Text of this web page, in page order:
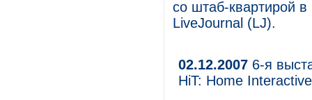
со штаб-квартирой
LiveJournal (LJ).
02.12.2007 6-я
HiT: Home